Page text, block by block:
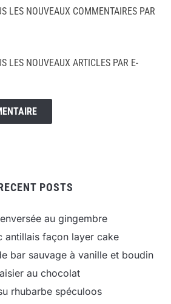
LES NOUVEAUX COMMENTAIRES PAR
LES NOUVEAUX ARTICLES PAR E-
POSTS
au gingembre
antillais façon layer cake
bar sauvage à vanille et boudin
au chocolat
rhubarbe spéculoos